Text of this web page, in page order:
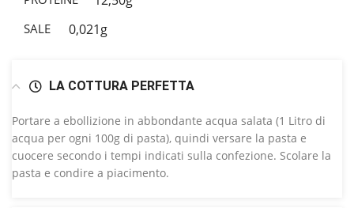
SALE 0,021g
LA COTTURA PERFETTA
Portare a ebollizione in abbondante acqua salata (1 Litro di
acqua per ogni 100g di pasta), quindi versare la pasta e
cuocere secondo i tempi indicati sulla confezione. Scolare la
pasta e condire a piacimento.